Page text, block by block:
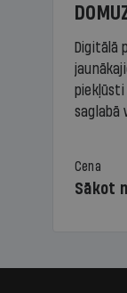
Digitālā
piekļūsti
saglabā
Cena
Sākot